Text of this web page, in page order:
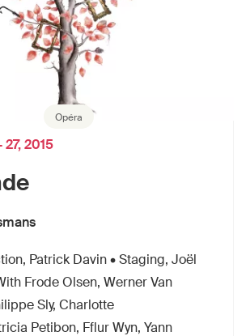
Opéra
27, 2015
Patrick Davin • Staging, Joël
Frode Olsen, Werner Van
Sly, Charlotte
Petibon, Fflur Wyn, Yann